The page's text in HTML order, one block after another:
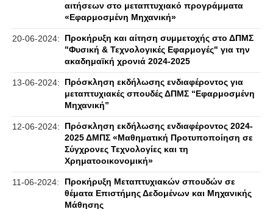
αιτήσεων στο μεταπτυχιακό προγράμματα
«Εφαρμοσμένη Μηχανική»
20-06-2024:
Προκήρυξη και αίτηση συμμετοχής στο ΔΠΜΣ
"Φυσική & Τεχνολογικές Εφαρμογές" για την
ακαδημαϊκή χρονιά 2024-2025
13-06-2024:
Πρόσκληση εκδήλωσης ενδιαφέροντος για
μεταπτυχιακές σπουδές ΔΠΜΣ “Εφαρμοσμένη
Μηχανική”
12-06-2024:
Πρόσκληση εκδήλωσης ενδιαφέροντος 2024-
2025 ΔΜΠΣ «Μαθηματική Προτυποποίηση σε
Σύγχρονες Τεχνολογίες και τη
Χρηματοοικονομική»
11-06-2024:
Προκήρυξη Μεταπτυχιακών σπουδών σε
θέματα Επιστήμης Δεδομένων και Μηχανικής
Μάθησης